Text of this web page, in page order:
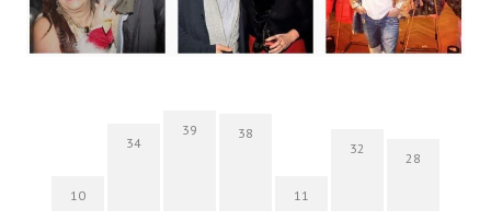
10
34
39 38
11
32
28